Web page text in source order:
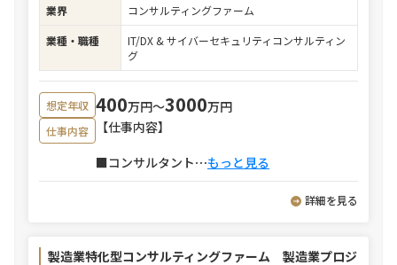
業界
コンサルティングファーム
業種・職種
IT/DX & サイバーセキュリティコンサルティン
グ
想定年収 400万円〜3000万円
仕事内容
【仕事内容】
■コンサルタント⋯もっと見る
詳細を見る
製造業特化型コンサルティングファーム 製造業プロジ